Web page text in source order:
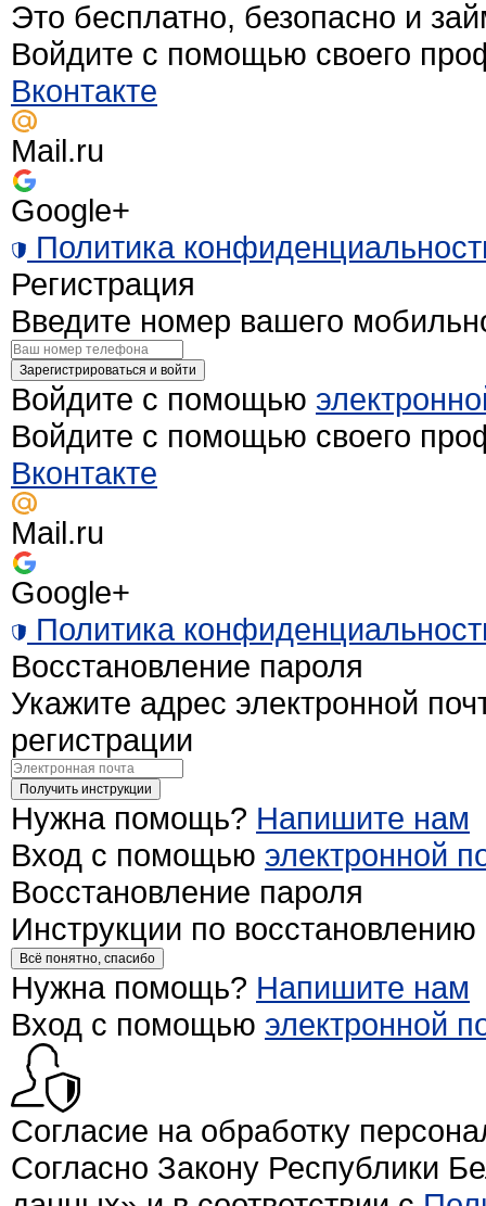
Это бесплатно, безопасно и
Войдите с помощью своего
Вконтакте
Mail.ru
Google+
Политика
Регистрация
Введите номер вашего
Зарегистрироваться и войти
Войдите с помощью
Войдите с помощью своего
Вконтакте
Mail.ru
Google+
Политика
Восстановление пароля
Укажите адрес электронной
регистрации
Получить инструкции
Нужна помощь? Напишите нам
Вход с помощью электронной
Восстановление пароля
Инструкции по
Всё понятно, спасибо
Нужна помощь? Напишите нам
Вход с помощью электронной
Согласие на обработку
Согласно Закону Республики